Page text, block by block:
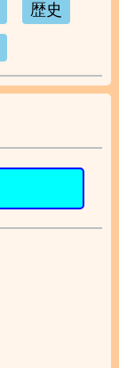
歴史